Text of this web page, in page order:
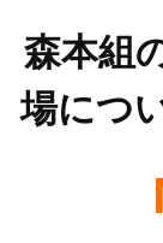
森本組
場につ